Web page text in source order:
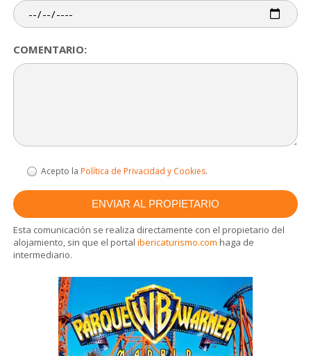
COMENTARIO:
Acepto la Política de Privacidad y Cookies.
Esta comunicación se realiza directamente con el propietario del
alojamiento, sin que el portalibericaturismo.com haga de
intermediario.